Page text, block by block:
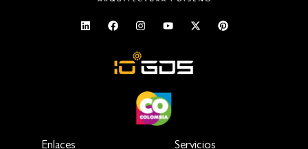
Enlaces Servicios